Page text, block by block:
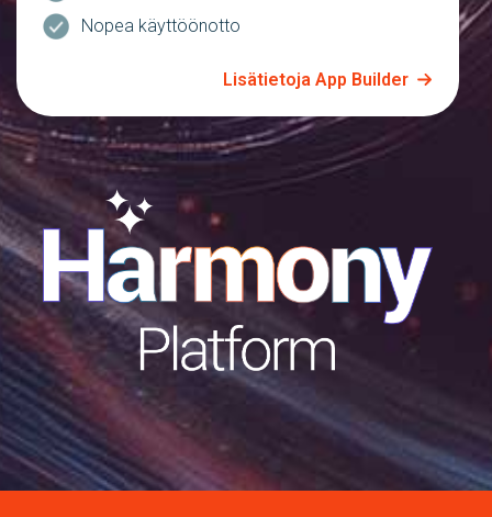
Nopea käyttöönotto
Lisätietoja App Builder